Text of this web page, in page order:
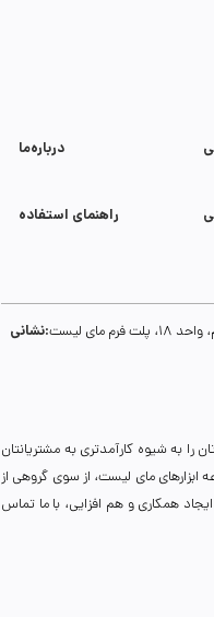
درباره‌ما
راهنمای استفاده
نشانی:
به شیوه کارآمدتری به مشتریانتان
ابزارهای مای لیست، از سوی گروهی از
همکاری و هم افزایی، با ما تماس